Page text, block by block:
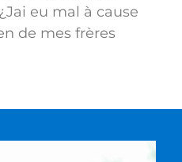
eu mal à cause
de mes frères